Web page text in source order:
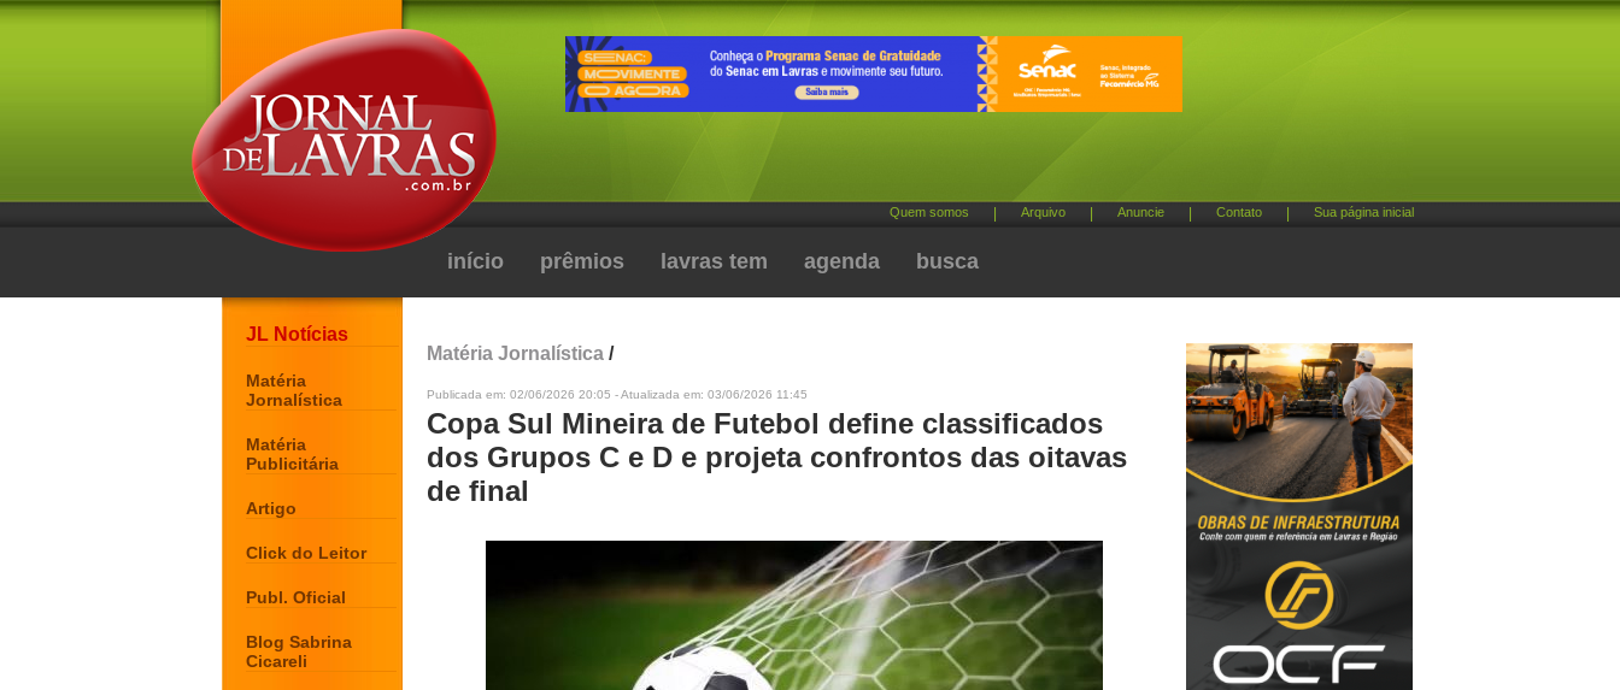
Quem somos Arquivo Anuncie Contato Sua página inicial
início prêmios lavras tem agenda busca
JL Notícias
Matéria
Jornalística
Matéria
Publicitária
Artigo
Click do Leitor
Publ. Oficial
Blog Sabrina
Cicareli
Matéria Jornalística /
Publicada em: 02/06/2026 20:05 - Atualizada em: 03/06/2026 11:45
Copa Sul Mineira de Futebol define classificados
dos Grupos C e D e projeta confrontos das oitavas
de final